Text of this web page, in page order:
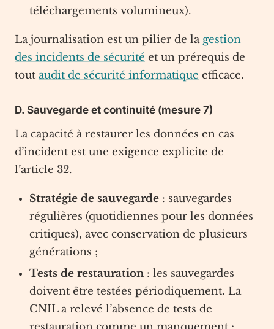
téléchargements volumineux).
La journalisation est un pilier de la gestion
des incidents de sécurité et un prérequis de
tout audit de sécurité informatique efficace.
D. Sauvegarde et continuité (mesure 7)
La capacité à restaurer les données en cas
d’incident est une exigence explicite de
l’article 32.
Stratégie de sauvegarde : sauvegardes
régulières (quotidiennes pour les données
critiques), avec conservation de plusieurs
générations ;
Tests de restauration : les sauvegardes
doivent être testées périodiquement. La
CNIL a relevé l’absence de tests de